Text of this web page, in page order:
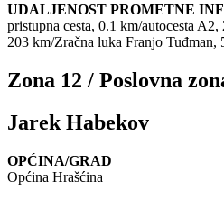
UDALJENOST PROMETNE
pristupna cesta, 0.1 km/autocesta
203 km/Zračna luka Franjo Tuđman,
Zona 12 / Poslovna
Jarek Habekov
OPĆINA/GRAD
Općina Hrašćina